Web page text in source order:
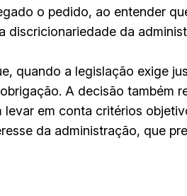
o pedido, ao entender
discricionariedade da
quando a legislação exige
A decisão também
em conta critérios
da administração, que